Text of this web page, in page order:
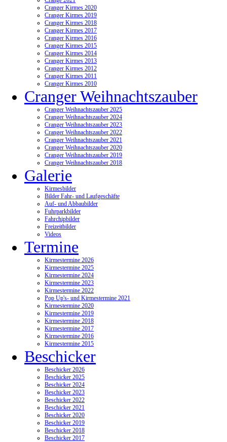
Cranger Kirmes 2020
Cranger Kirmes 2019
Cranger Kirmes 2018
Cranger Kirmes 2017
Cranger Kirmes 2016
Cranger Kirmes 2015
Cranger Kirmes 2014
Cranger Kirmes 2013
Cranger Kirmes 2012
Cranger Kirmes 2011
Cranger Kirmes 2010
Cranger Weihnachtszauber
Cranger Weihnachtszauber 2025
Cranger Weihnachtszauber 2024
Cranger Weihnachtszauber 2023
Cranger Weihnachtszauber 2022
Cranger Weihnachtszauber 2021
Cranger Weihnachtszauber 2020
Cranger Weihnachtszauber 2019
Cranger Weihnachtszauber 2018
Galerie
Kirmesbilder
Bilder Fahr- und Laufgeschäfte
Auf- und Abbaubilder
Fuhrparkbilder
Fahrchipbilder
Freizeitbilder
Videos
Termine
Kirmestermine 2026
Kirmestermine 2025
Kirmestermine 2024
Kirmestermine 2023
Kirmestermine 2022
Pop Up's- und Kirmestermine 2021
Kirmestermine 2020
Kirmestermine 2019
Kirmestermine 2018
Kirmestermine 2017
Kirmestermine 2016
Kirmestermine 2015
Beschicker
Beschicker 2026
Beschicker 2025
Beschicker 2024
Beschicker 2023
Beschicker 2022
Beschicker 2021
Beschicker 2020
Beschicker 2019
Beschicker 2018
Beschicker 2017